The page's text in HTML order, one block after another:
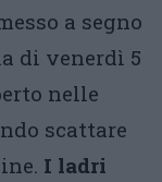
a segno
di venerdì 5
nelle
scattare
I ladri